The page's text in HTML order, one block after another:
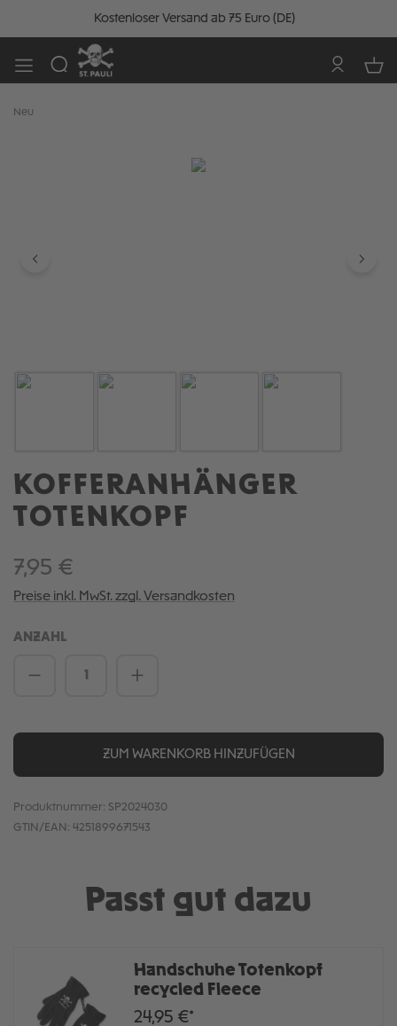
Kostenloser Versand ab 75 Euro (DE)
Neu
KOFFERANHÄNGER
TOTENKOPF
7,95 €
Preise inkl. MwSt. zzgl. Versandkosten
ANZAHL
Produkt Anzahl: Gib den gewünschten
ZUM WARENKORB HINZUFÜGEN
Produktnummer: SP2024030
GTIN/EAN: 4251899671543
Passt gut dazu
Handschuhe Totenkopf
recycled Fleece
24,95 €*